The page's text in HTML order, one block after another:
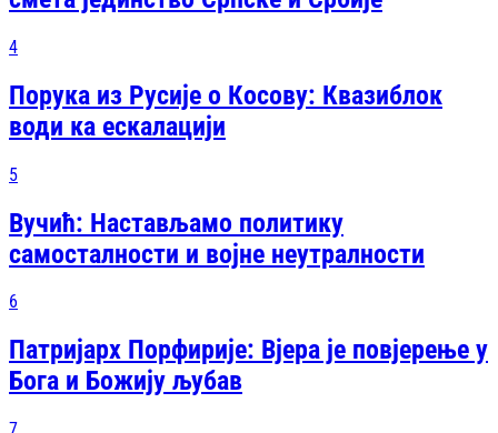
4
Порука из Русије о Косову: Квазиблок
води ка ескалацији
5
Вучић: Настављамо политику
самосталности и војне неутралности
6
Патријарх Порфирије: Вјера је повјерење у
Бога и Божију љубав